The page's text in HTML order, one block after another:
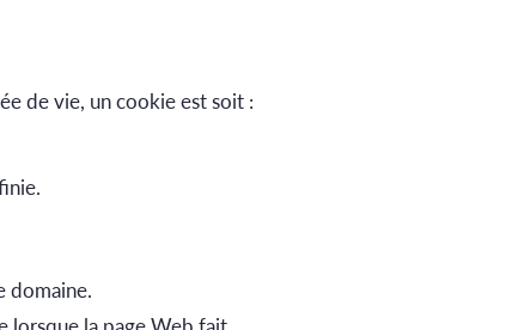
de vie, un cookie est soit :
domaine.